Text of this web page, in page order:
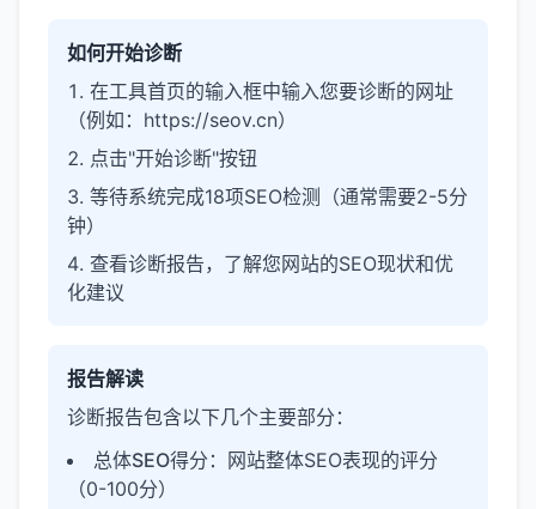
如何开始诊断
在工具首页的输入框中输入您要诊断的网址
（例如：https://seov.cn）
点击"开始诊断"按钮
等待系统完成18项SEO检测（通常需要2-5分
钟）
查看诊断报告，了解您网站的SEO现状和优
化建议
报告解读
诊断报告包含以下几个主要部分：
总体SEO得分 ：网站整体SEO表现的评分
（0-100分）